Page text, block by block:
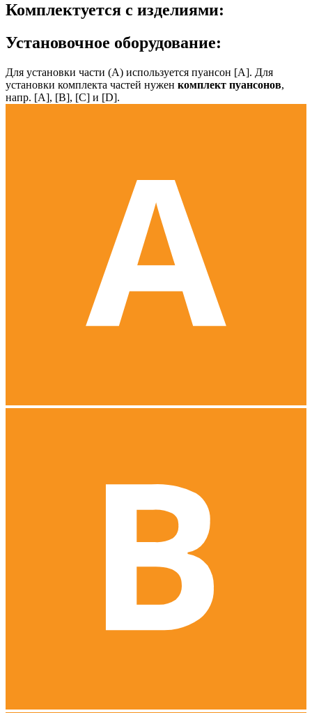
Комплектуется с изделиями:
Установочное оборудование:
Для установки части (А) используется пуансон [А]. Для
установки комплекта частей нужен комплект пуансонов,
напр. [А], [B], [С] и [D].